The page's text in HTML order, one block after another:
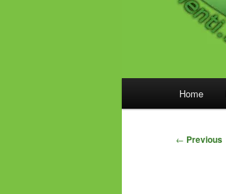
Home
Post
← Previous